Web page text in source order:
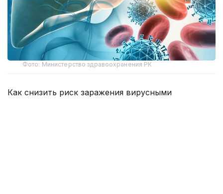
Фото: Министерство здравоохранения РК
Как снизить риск заражения вирусными